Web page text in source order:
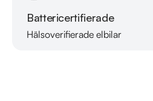
Battericertifierade
Hälsoverifierade elbilar
Läs mer om oss